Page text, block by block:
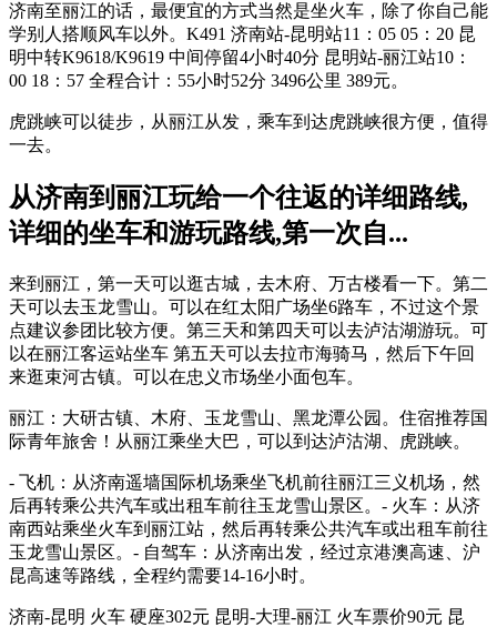
济南至丽江的话，最便宜的方式当然是坐火车，除了你自己能
学别人搭顺风车以外。K491 济南站-昆明站11：05 05：20 昆
明中转K9618/K9619 中间停留4小时40分 昆明站-丽江站10：
00 18：57 全程合计：55小时52分 3496公里 389元。
虎跳峡可以徒步，从丽江从发，乘车到达虎跳峡很方便，值得
一去。
从济南到丽江玩给一个往返的详细路线,
详细的坐车和游玩路线,第一次自...
来到丽江，第一天可以逛古城，去木府、万古楼看一下。第二
天可以去玉龙雪山。可以在红太阳广场坐6路车，不过这个景
点建议参团比较方便。第三天和第四天可以去泸沽湖游玩。可
以在丽江客运站坐车 第五天可以去拉市海骑马，然后下午回
来逛束河古镇。可以在忠义市场坐小面包车。
丽江：大研古镇、木府、玉龙雪山、黑龙潭公园。住宿推荐国
际青年旅舍！从丽江乘坐大巴，可以到达泸沽湖、虎跳峡。
- 飞机：从济南遥墙国际机场乘坐飞机前往丽江三义机场，然
后再转乘公共汽车或出租车前往玉龙雪山景区。- 火车：从济
南西站乘坐火车到丽江站，然后再转乘公共汽车或出租车前往
玉龙雪山景区。- 自驾车：从济南出发，经过京港澳高速、沪
昆高速等路线，全程约需要14-16小时。
济南-昆明 火车 硬座302元 昆明-大理-丽江 火车票价90元 昆